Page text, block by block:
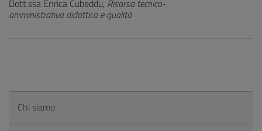
Dott.ssa Enrica Cubeddu, Risorsa tecnico-
amministrativa didattica e qualità
Chi siamo